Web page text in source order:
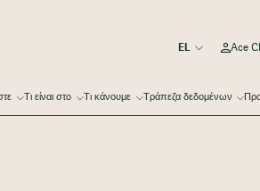
Τι είναι στο Τι κάνουμε Τράπεζα δεδομένων
Ace